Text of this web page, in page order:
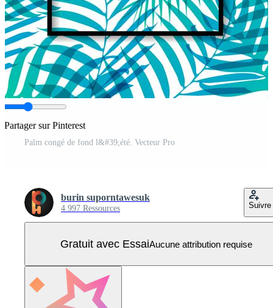
Partager sur Pinterest
Palm congé de fond l&#39;été. Vecteur Pro
burin suporntawesuk
4 997 Ressources Suivre
Gratuit avec EssaiAucune attribution requise